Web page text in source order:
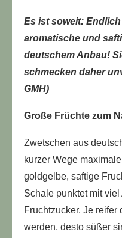
Es ist soweit:
aromatische und
deutschem Anbau!
schmecken daher
GMH)
Große Früchte zum
Zwetschen aus
kurzer Wege
goldgelbe, saftige
Schale punktet mit
Fruchtzucker. Je
werden, desto süßer